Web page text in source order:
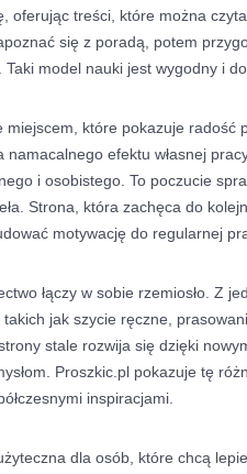
oferując treści, które można
się z poradą, potem
model nauki jest wygodny i
miejscem, które pokazuje radość
efektu własnej
i osobistego. To poczucie
Strona, która zachęca do
motywację do regularnej
łączy w sobie rzemiosło. Z
jak szycie ręczne,
stale rozwija się dzięki
Proszkic.pl pokazuje tę
inspiracjami.
dla osób, które chcą